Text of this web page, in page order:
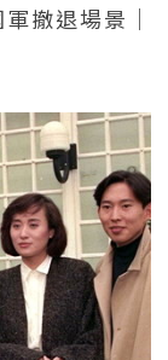
撤退場景｜